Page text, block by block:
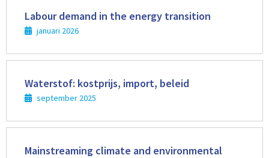
Labour demand in the energy transition
januari 2026
meer
Waterstof: kostprijs, import, beleid
september 2025
meer
Mainstreaming climate and environmental
meer